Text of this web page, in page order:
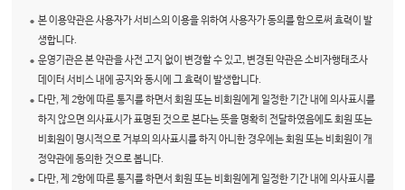
본 이용약관은 사용자가 서비스의 이용을 위하여 사용자가 동의를 함으로써 효력이 발
생합니다.
운영기관은 본 약관을 사전 고지 없이 변경할 수 있고, 변경된 약관은 소비자행태조사
데이터 서비스 내에 공지와 동시에 그 효력이 발생합니다.
다만, 제 2항에 따른 통지를 하면서 회원 또는 비회원에게 일정한 기간 내에 의사표시를
하지 않으면 의사표시가 표명된 것으로 본다는 뜻을 명확히 전달하였음에도 회원 또는
비회원이 명시적으로 거부의 의사표시를 하지 아니한 경우에는 회원 또는 비회원이 개
정약관에 동의한 것으로 봅니다.
다만, 제 2항에 따른 통지를 하면서 회원 또는 비회원에게 일정한 기간 내에 의사표시를